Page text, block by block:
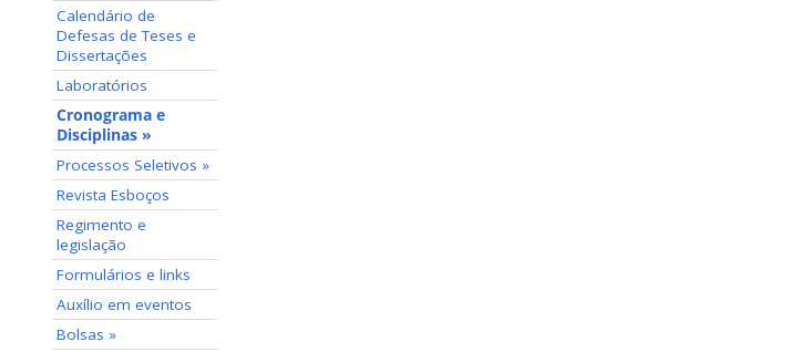
Calendário de
Defesas de Teses e
Dissertações
Laboratórios
Cronograma e
Disciplinas »
Processos Seletivos »
Revista Esboços
Regimento e
legislação
Formulários e links
Auxílio em eventos
Bolsas »